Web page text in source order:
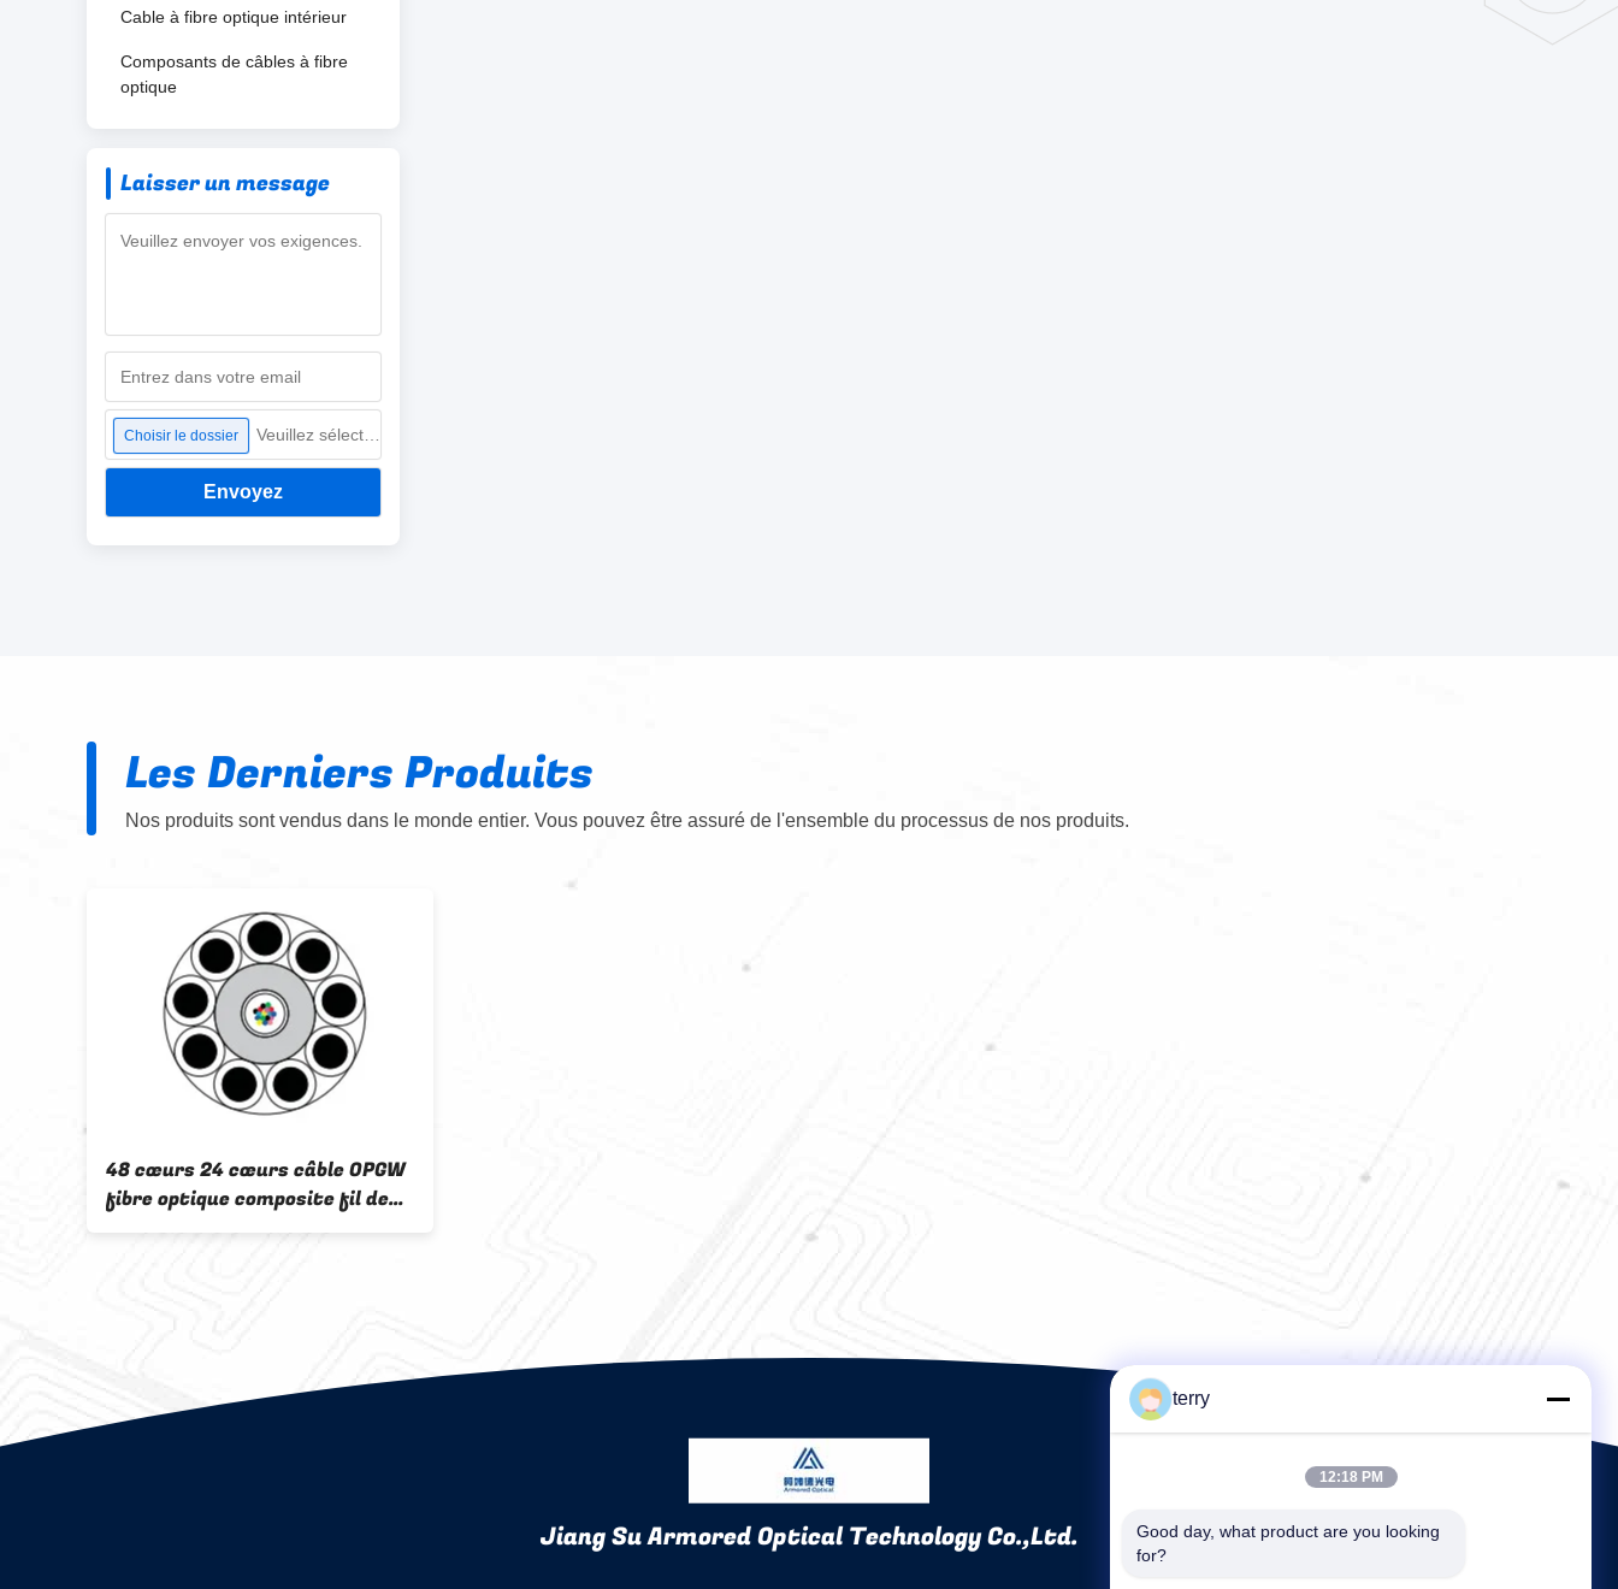
Cable à fibre optique intérieur
Composants de câbles à fibre
optique
Laisser un message
Choisir le dossier
Envoyez
Les Derniers Produits
Nos produits sont vendus dans le monde entier. Vous pouvez être assuré de l'ensemble du processus de nos produits.
48 cœurs 24 cœurs câble OPGW
fibre optique composite fil de
terre
Jiang Su Armored Optical Technology Co.,Ltd.
terry
12:18 PM
Good day, what product are you looking
for?